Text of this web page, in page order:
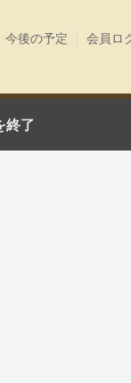
今後の予定 会員ロ
終了